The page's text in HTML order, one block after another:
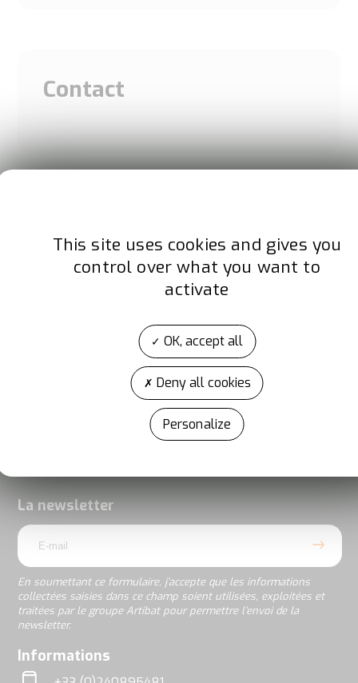
Contact
A propos d'Artibat
ARTIBAT est l’événement de la construction et des TP
réservé aux professionnels de la filière. Organisé
tous les 2 ans en octobre au Parc des expositions de
Rennes pour accueillir sur 65 000 m² plus de 1 000
fabricants et distributeurs et 40 000 visiteurs pros.
La newsletter
email
En soumettant ce formulaire, j’accepte que les informations
collectées saisies dans ce champ soient utilisées, exploitées et
traitées par le groupe Artibat pour permettre l’envoi de la
newsletter.
rgpd
j’accepte
les
informations
dans
ce
champ
soient
exploitées
et
Informations
This site uses cookies and gives you
control over what you want to
activate
OK, accept all
Deny all cookies
Personalize